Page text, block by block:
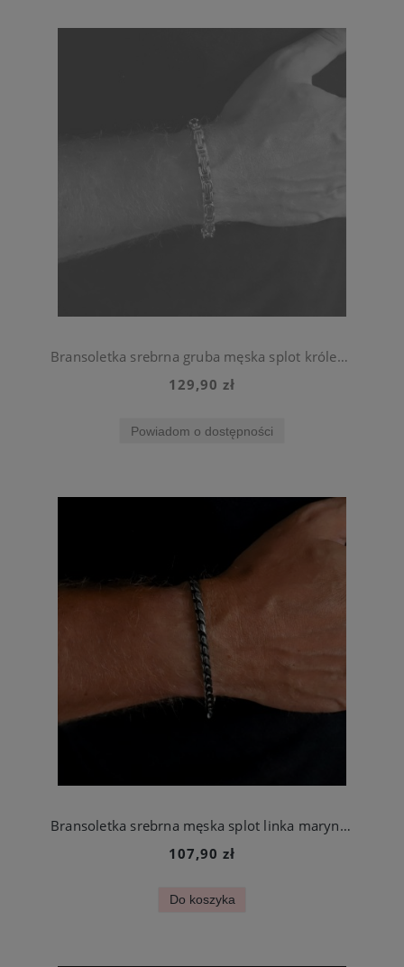
Bransoletka srebrna gruba męska splot królewski
129,90 zł
Powiadom o dostępności
Bransoletka srebrna męska splot linka marynarska stal chirurgiczna
107,90 zł
Do koszyka